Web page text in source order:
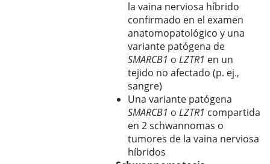
la vaina nerviosa híbrido
confirmado en el examen
anatomopatológico y una
variante patógena de
SMARCB1 o LZTR1 en un
tejido no afectado (p. ej.,
sangre)
Una variante patógena
SMARCB1 o LZTR1 compartida
en 2 schwannomas o
tumores de la vaina nerviosa
híbridos